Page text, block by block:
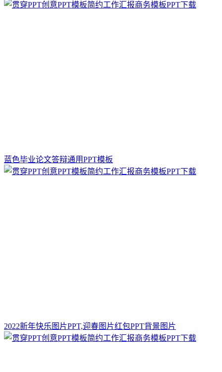
蓝色毕业论文答辩通用PPT模板
2022新年快乐图片PPT,迎春图片红包PPT背景图片